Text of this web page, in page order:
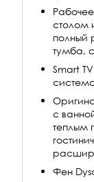
столом
полный
тумба,
Smart
с
теплым
Фен